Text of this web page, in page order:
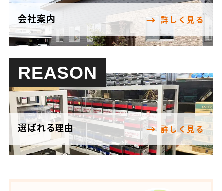
会社案内 詳しく見る
REASON
選ばれる理由 詳しく見る